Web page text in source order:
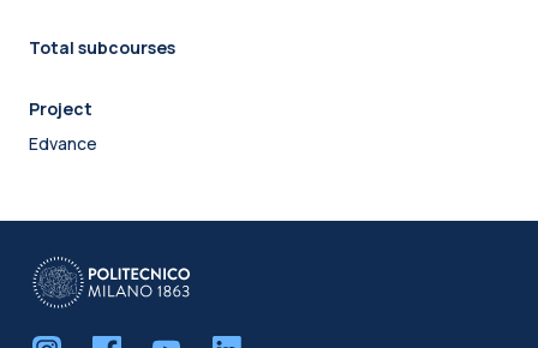
Total subcourses
Project
Edvance